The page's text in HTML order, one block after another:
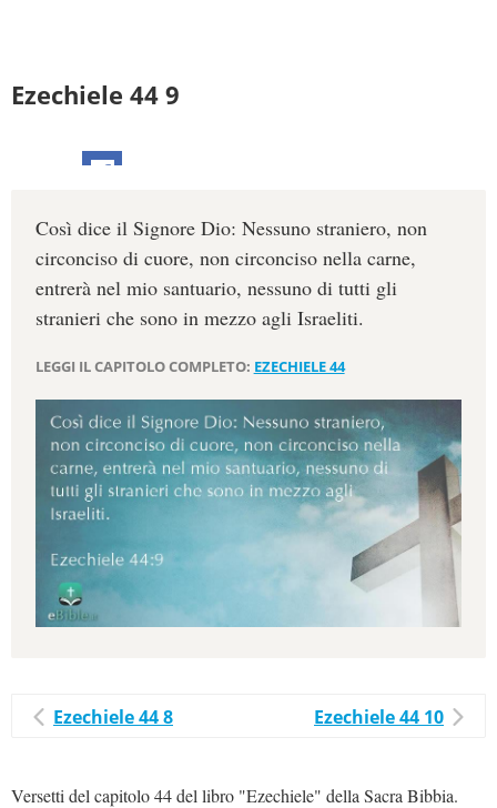
Ezechiele 44 9
Così dice il Signore Dio: Nessuno straniero, non
circonciso di cuore, non circonciso nella carne,
entrerà nel mio santuario, nessuno di tutti gli
stranieri che sono in mezzo agli Israeliti.
LEGGI IL CAPITOLO COMPLETO: EZECHIELE 44
Ezechiele 44 8 Ezechiele 44 10
Versetti del capitolo 44 del libro "Ezechiele" della Sacra Bibbia.